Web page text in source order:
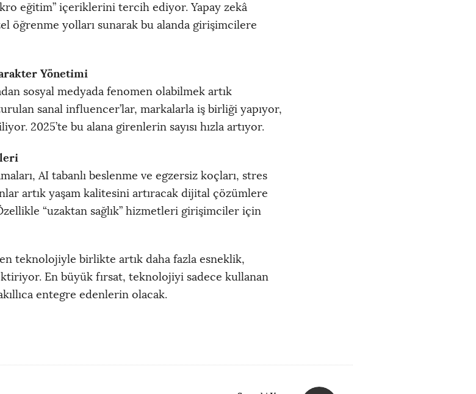
eğitim” içeriklerini tercih ediyor. Yapay zekâ
öğrenme yolları sunarak bu alanda girişimcilere
Yönetimi
sosyal medyada fenomen olabilmek artık
sanal influencer’lar, markalarla iş birliği yapıyor,
2025’te bu alana girenlerin sayısı hızla artıyor.
AI tabanlı beslenme ve egzersiz koçları, stres
artık yaşam kalitesini artıracak dijital çözümlere
“uzaktan sağlık” hizmetleri girişimciler için
teknolojiyle birlikte artık daha fazla esneklik,
En büyük fırsat, teknolojiyi sadece kullanan
entegre edenlerin olacak.